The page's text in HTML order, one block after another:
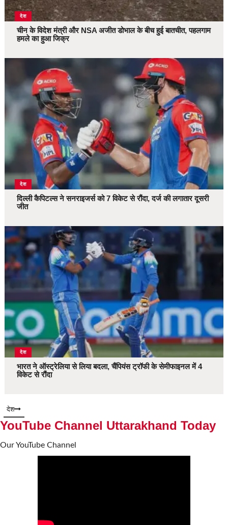
देश
चीन के विदेश मंत्री और NSA अजीत डोभाल के बीच हुई बातचीत, पहलगाम
हमले का हुआ जिक्र
देश
दिल्ली कैपिटल्स ने सनराइजर्स को 7 विकेट से रौंदा, दर्ज की लगातार दूसरी
जीत
देश
भारत ने ऑस्ट्रेलिया से लिया बदला, चैंपियंस ट्रॉफी के सेमीफाइनल में 4
विकेट से रौंदा
देश
YouTube Channel Uttarakhand Today
Our YouTube Channel